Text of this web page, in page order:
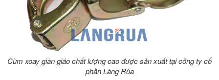
Cùm xoay giàn giáo chất lượng cao được sản xuất tại công ty cổ
phần Làng Rùa